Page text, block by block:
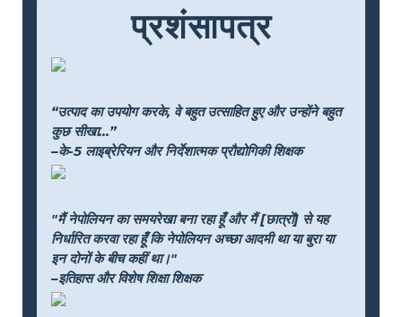
प्रशंसापत्र
“उत्पाद का उपयोग करके, वे बहुत उत्साहित हुए और उन्होंने बहुत
कुछ सीखा...”
–के-5 लाइब्रेरियन और निर्देशात्मक प्रौद्योगिकी शिक्षक
"मैं नेपोलियन का समयरेखा बना रहा हूँ और मैं [छात्रों] से यह
निर्धारित करवा रहा हूँ कि नेपोलियन अच्छा आदमी था या बुरा या
इन दोनों के बीच कहीं था।"
–इतिहास और विशेष शिक्षा शिक्षक